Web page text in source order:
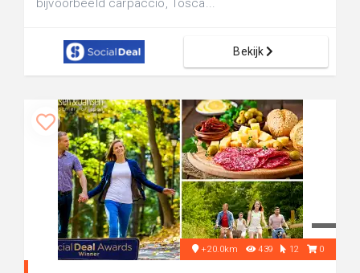
bijvoorbeeld carpaccio, Tosca...
Bekijk
+20.0km 439 12 0